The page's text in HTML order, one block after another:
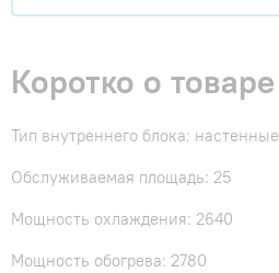
Коротко о товаре
Тип внутреннего блока: настенные
Обслуживаемая площадь: 25
Мощность охлаждения: 2640
Мощность обогрева: 2780